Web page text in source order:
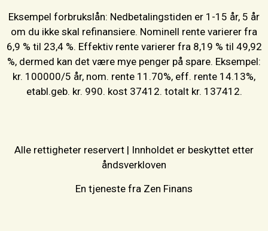
Eksempel forbrukslån: Nedbetalingstiden er 1-15 år, 5 år
om du ikke skal refinansiere. Nominell rente varierer fra
6,9 % til 23,4 %. Effektiv rente varierer fra 8,19 % til 49,92
%, dermed kan det være mye penger på spare. Eksempel:
kr. 100000/5 år, nom. rente 11.70%, eff. rente 14.13%,
etabl.geb. kr. 990. kost 37412. totalt kr. 137412.
Alle rettigheter reservert | Innholdet er beskyttet etter
åndsverkloven
En tjeneste fra Zen Finans